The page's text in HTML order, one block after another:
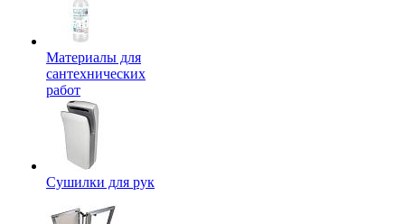
Материалы для
сантехнических
работ
Сушилки для рук